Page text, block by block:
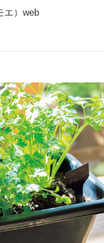
エ）web